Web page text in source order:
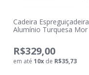
Cadeira Espreguiçadeira
Alumínio Turquesa Mor
R$329,00
em até10x de R$35,73